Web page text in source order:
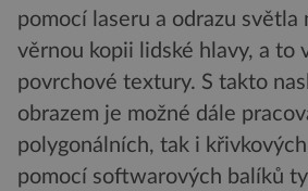
pomocí laseru a odrazu světla
věrnou kopii lidské hlavy, a to
povrchové textury. S takto
obrazem je možné dále
polygonálních, tak i
pomocí softwarových balíků